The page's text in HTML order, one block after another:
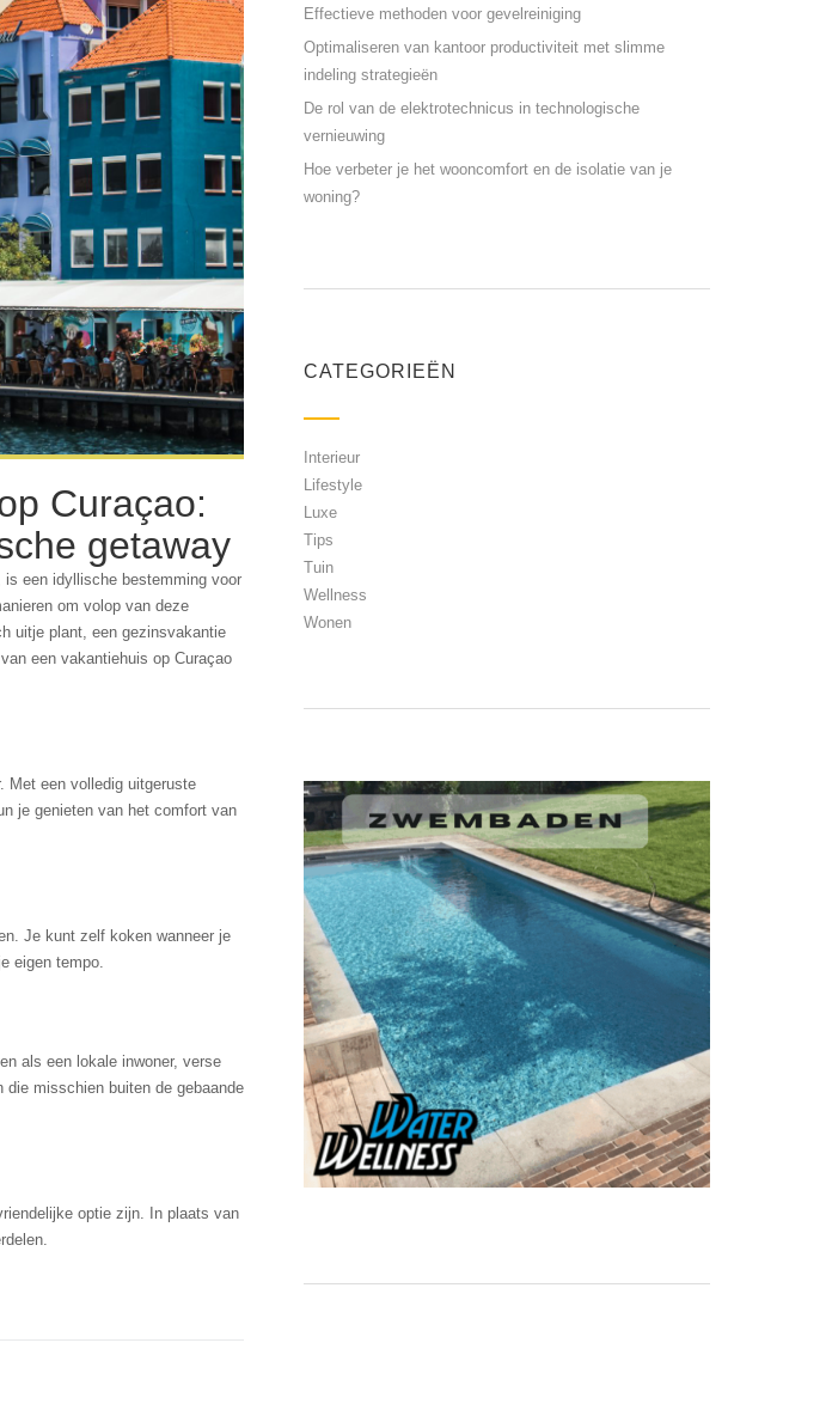
Curaçao:
getaway
is een idyllische bestemming voor
om volop van deze
uitje plant, een gezinsvakantie
een vakantiehuis op Curaçao
Met een volledig uitgeruste
je genieten van het comfort van
Je kunt zelf koken wanneer je
eigen tempo.
als een lokale inwoner, verse
die misschien buiten de gebaande
optie zijn. In plaats van
Effectieve methoden voor gevelreiniging
Optimaliseren van kantoor productiviteit met slimme
indeling strategieën
De rol van de elektrotechnicus in technologische
vernieuwing
Hoe verbeter je het wooncomfort en de isolatie van je
woning?
CATEGORIEËN
Interieur
Lifestyle
Luxe
Tips
Tuin
Wellness
Wonen